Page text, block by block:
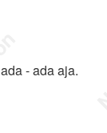
- ada aja.